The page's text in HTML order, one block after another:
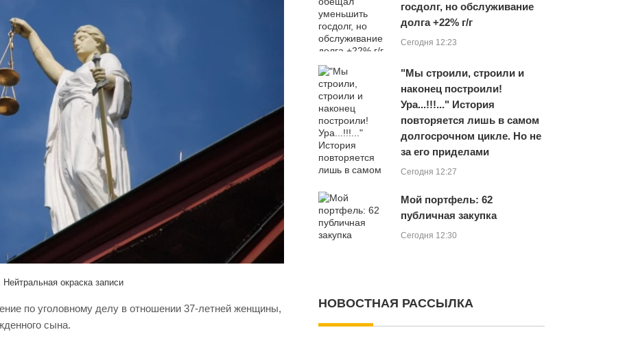
Нейтральная окраска записи
по уголовному делу в отношении 37-летней женщины,
сына.
госдолг, но обслуживание
долга +22% г/г
Сегодня 12:23
"Мы строили, строили и
наконец построили!
Ура...!!!..." История
повторяется лишь в самом
долгосрочном цикле. Но не
за его приделами
Сегодня 12:27
Мой портфель: 62
публичная закупка
Сегодня 12:30
НОВОСТНАЯ РАССЫЛКА